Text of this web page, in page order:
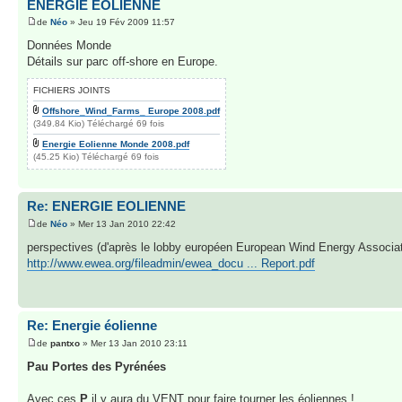
ENERGIE EOLIENNE
de Néo » Jeu 19 Fév 2009 11:57
Données Monde
Détails sur parc off-shore en Europe.
FICHIERS JOINTS
Offshore_Wind_Farms_ Europe 2008.pdf
(349.84 Kio) Téléchargé 69 fois
Energie Eolienne Monde 2008.pdf
(45.25 Kio) Téléchargé 69 fois
Re: ENERGIE EOLIENNE
de Néo » Mer 13 Jan 2010 22:42
perspectives (d'après le lobby européen European Wind Energy
http://www.ewea.org/fileadmin/ewea_docu ... Report.pdf
Re: Energie éolienne
de pantxo » Mer 13 Jan 2010 23:11
Pau Portes des Pyrénées
Avec ces P il y aura du VENT pour faire tourner les éoliennes !